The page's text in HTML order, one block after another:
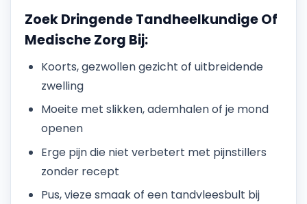
Zoek Dringende Tandheelkundige Of
Medische Zorg Bij:
Koorts, gezwollen gezicht of uitbreidende
zwelling
Moeite met slikken, ademhalen of je mond
openen
Erge pijn die niet verbetert met pijnstillers
zonder recept
Pus, vieze smaak of een tandvleesbult bij